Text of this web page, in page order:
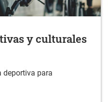
y culturales
deportiva para